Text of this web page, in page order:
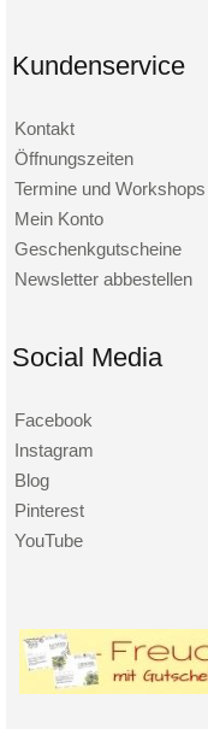
Kundenservice
Kontakt
Öffnungszeiten
Termine und Workshops
Mein Konto
Geschenkgutscheine
Newsletter abbestellen
Social Media
Facebook
Instagram
Blog
Pinterest
YouTube